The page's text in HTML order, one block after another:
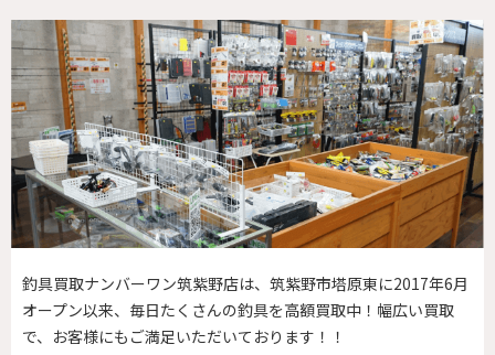
釣具買取ナンバーワン筑紫野店は、筑紫野市塔原東に2017年6月
オープン以来、毎日たくさんの釣具を高額買取中！幅広い買取
で、お客様にもご満足いただいております！！